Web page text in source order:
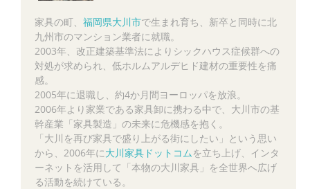
家具の町、 福岡県大川市で生まれ育ち、新卒と同時に北
九州市のマンション業者に就職。
2003年、改正建築基準法によりシックハウス症候群への
対処が求められ、低ホルムアルデヒド建材の重要性を痛
感。
2005年に退職し、約4か月間ヨーロッパを放浪。
2006年より家業である家具卸に携わる中で、大川市の基
幹産業「家具製造」の未来に危機感を抱く。
「大川を再び家具で盛り上がる街にしたい」という思い
から、2006年に大川家具ドットコム を立ち上げ、インタ
ーネットを活用して「本物の大川家具」を全世界へ広げ
る活動を続けている。